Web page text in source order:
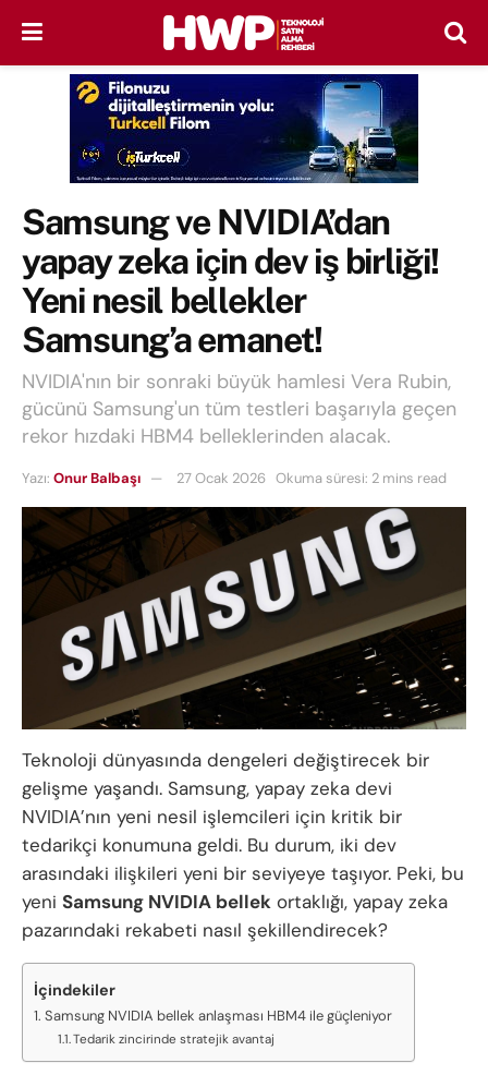
Samsung ve NVIDIA’dan
yapay zeka için dev iş birliği!
Yeni nesil bellekler
Samsung’a emanet!
NVIDIA'nın bir sonraki büyük hamlesi Vera Rubin,
gücünü Samsung'un tüm testleri başarıyla geçen
rekor hızdaki HBM4 belleklerinden alacak.
Yazı: Onur Balbaşı 27 Ocak 2026 Okuma süresi: 2 mins read
Teknoloji dünyasında dengeleri değiştirecek bir
gelişme yaşandı. Samsung, yapay zeka devi
NVIDIA’nın yeni nesil işlemcileri için kritik bir
tedarikçi konumuna geldi. Bu durum, iki dev
arasındaki ilişkileri yeni bir seviyeye taşıyor. Peki, bu
yeni Samsung NVIDIA bellek ortaklığı, yapay zeka
pazarındaki rekabeti nasıl şekillendirecek?
İçindekiler
Samsung NVIDIA bellek anlaşması HBM4 ile güçleniyor
Tedarik zincirinde stratejik avantaj